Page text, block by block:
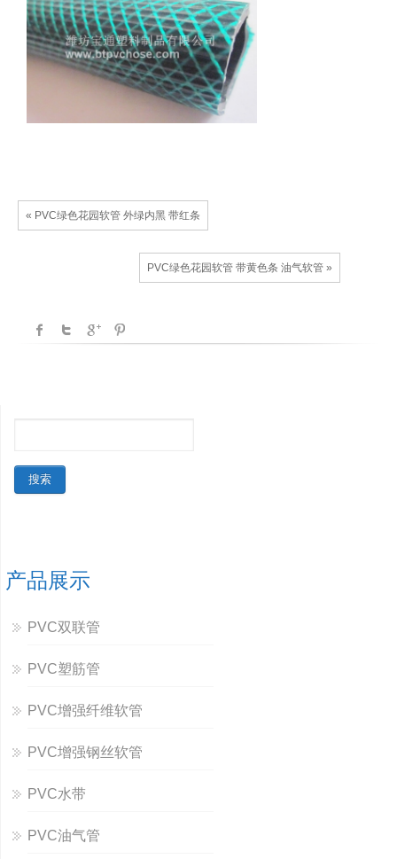
« PVC绿色花园软管 外绿内黑 带红条
PVC绿色花园软管 带黄色条 油气软管 »
产品展示
PVC双联管
PVC塑筋管
PVC增强纤维软管
PVC增强钢丝软管
PVC水带
PVC油气管